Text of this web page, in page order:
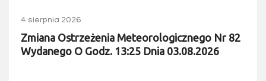
4 sierpnia 2026
Zmiana Ostrzeżenia Meteorologicznego Nr 82
Wydanego O Godz. 13:25 Dnia 03.08.2026